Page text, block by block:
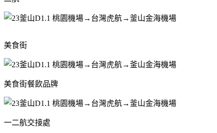
美食街
美食街餐飲品牌
一二航交接處